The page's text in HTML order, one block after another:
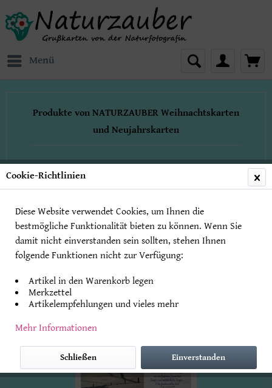
Menü
Produkte von NATURZAUBER Weihnachtskarten
und Neujahrskarten
Alle unsere
Doppelkartenin der Größe
17x12cm und werden mit
Briefkuvertgeliefert.
Cookie-Richtlinien
Diese Website verwendet Cookies, um Ihnen die
bestmögliche Funktionalität bieten zu können. Wenn Sie
damit nicht einverstanden sein sollten, stehen Ihnen
folgende Funktionen nicht zur Verfügung:
Artikel in den Warenkorb legen
Merkzettel
Artikelempfehlungen und vieles mehr
Mehr Informationen
Einverstanden
Schließen